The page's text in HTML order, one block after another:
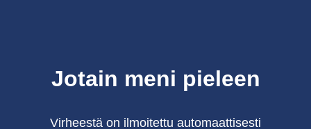
Jotain meni pieleen
Virheestä on ilmoitettu automaattisesti